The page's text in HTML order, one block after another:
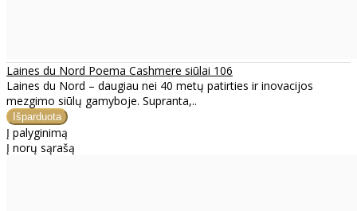
Laines du Nord Poema Cashmere siūlai 106
Laines du Nord – daugiau nei 40 metų patirties ir inovacijos
mezgimo siūlų gamyboje. Supranta,..
Į palyginimą
Į norų sąrašą